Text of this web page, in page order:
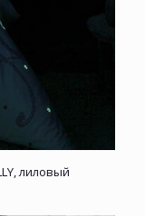
лиловый